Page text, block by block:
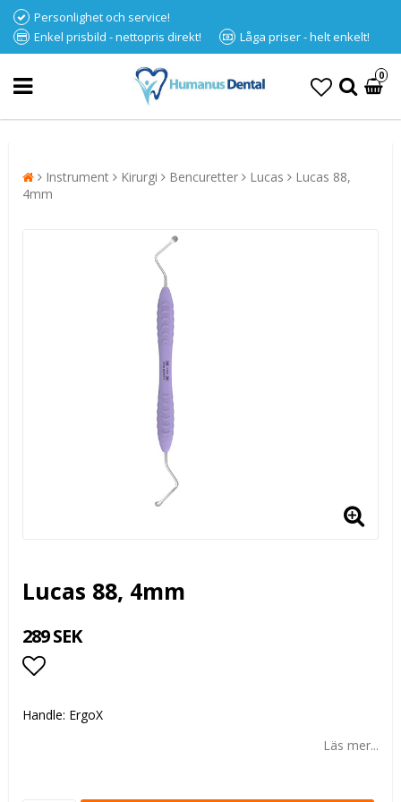
Personlighet och service!
Enkel prisbild - nettopris direkt!
Låga priser - helt enkelt!
0
Instrument Kirurgi Bencuretter Lucas
Lucas 88,
4mm
Lucas 88, 4mm
289 SEK
Handle: ErgoX
Läs mer...